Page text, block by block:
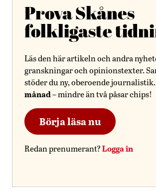
Prova Skånes
folkligaste
Läs den här artikeln och andra
granskningar och opinionstexter.
stöder du ny, oberoende journalistik.
månad– mindre än två påsar chips!
Börja läsa nu
Redan prenumerant?Logga in